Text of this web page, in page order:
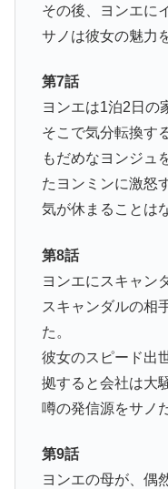
その後、ヨンエに
サノは彼女の魅力
第7話
ヨンエは1泊2日の
そこで気分転換す
もだめなヨンジュ
たヨンミンに激怒
気が休まることは
第8話
ヨンエにスキャン
スキャンダルの相
た。
彼女のスピード出
拠すると会社は大
噂の発信源をサノ
第9話
ヨンエの母が、偶